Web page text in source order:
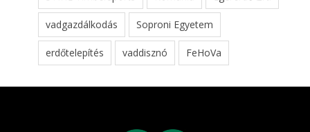
vadgazdálkodás Soproni Egyetem
erdőtelepítés vaddisznó FeHoVa